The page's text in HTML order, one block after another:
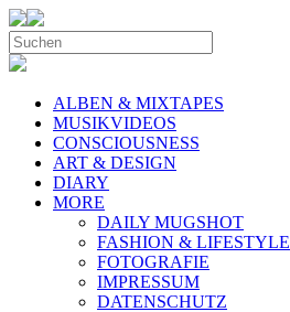
ALBEN & MIXTAPES
MUSIKVIDEOS
CONSCIOUSNESS
ART & DESIGN
DIARY
MORE
DAILY MUGSHOT
FASHION & LIFESTYLE
FOTOGRAFIE
IMPRESSUM
DATENSCHUTZ